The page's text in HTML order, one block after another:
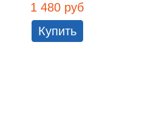
1 480 руб
Купить